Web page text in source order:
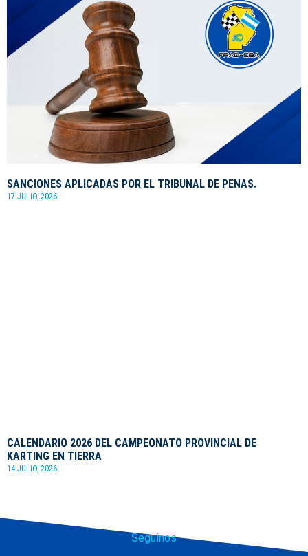
SANCIONES APLICADAS POR EL TRIBUNAL DE PENAS.
17 JULIO, 2026
CALENDARIO 2026 DEL CAMPEONATO PROVINCIAL DE
KARTING EN TIERRA
14 JULIO, 2026
Seguinos